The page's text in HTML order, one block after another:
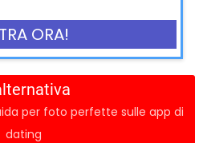
ORA!
per foto perfette sulle app di
dating